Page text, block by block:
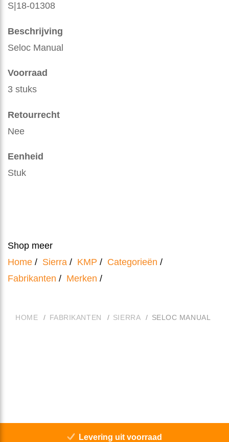
S|18-01308
Beschrijving
Seloc Manual
Voorraad
3 stuks
Retourrecht
Nee
Eenheid
Stuk
Shop meer
Home / Sierra / KMP / Categorieën /
Fabrikanten / Merken /
HOME FABRIKANTEN SIERRA SELOC MANUAL
Levering uit voorraad